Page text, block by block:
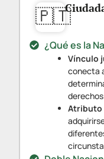
🇵🇹
¿Qué es la
Vínculo
conecta
Atributo